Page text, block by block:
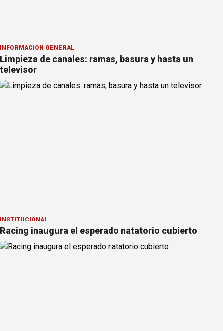
INFORMACION GENERAL
Limpieza de canales: ramas, basura y hasta un
televisor
INSTITUCIONAL
Racing inaugura el esperado natatorio cubierto